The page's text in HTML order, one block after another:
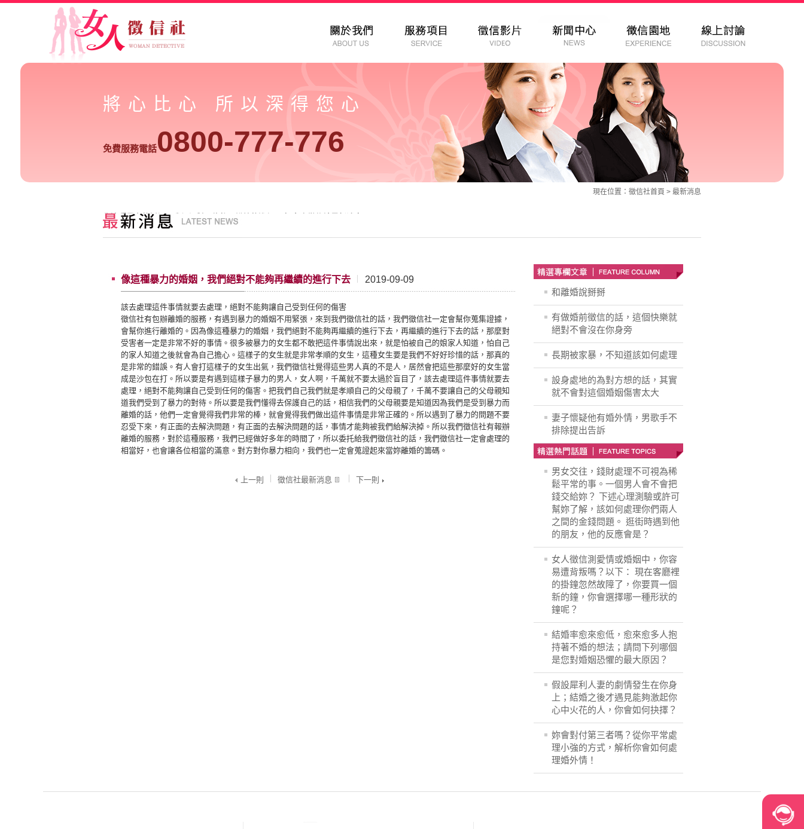
將心比心 所以深得您心
免費服務電話0800-777-776
現在位置： 徵信社首頁 > 最新消息
像這種暴力的婚姻，我們絕對不能夠再繼續的進行下去-女人徵信社最新消息
像這種暴力的婚姻，我們絕對不能夠再繼續的進行下去 2019-09-09
該去處理這件事情就要去處理，絕對不能夠讓自己受到任何的傷害
徵信社有包辦離婚的服務，有遇到暴力的婚姻不用緊張，來到我們徵信社的話，我們徵信社一定會幫你蒐集證據，
會幫你進行離婚的。因為像這種暴力的婚姻，我們絕對不能夠再繼續的進行下去，再繼續的進行下去的話，那麼對
受害者一定是非常不好的事情。很多被暴力的女生都不敢把這件事情說出來，就是怕被自己的娘家人知道，怕自己
的家人知道之後就會為自己擔心。這樣子的女生就是非常孝順的女生，這種女生要是我們不好好珍惜的話，那真的
是非常的錯誤。有人會打這樣子的女生出氣，我們徵信社覺得這些男人真的不是人，居然會把這些那麼好的女生當
成是沙包在打。所以要是有遇到這樣子暴力的男人，女人啊，千萬就不要太過於盲目了，該去處理這件事情就要去
處理，絕對不能夠讓自己受到任何的傷害。把我們自己我們就是孝順自己的父母親了，千萬不要讓自己的父母親知
道我們受到了暴力的對待。所以要是我們懂得去保護自己的話，相信我們的父母親要是知道因為我們是受到暴力而
離婚的話，他們一定會覺得我們非常的棒，就會覺得我們做出這件事情是非常正確的。所以遇到了暴力的問題不要
忍受下來，有正面的去解決問題，有正面的去解決問題的話，事情才能夠被我們給解決掉。所以我們徵信社有報辦
離婚的服務，對於這種服務，我們已經做好多年的時間了，所以委托給我們徵信社的話，我們徵信社一定會處理的
相當好，也會讓各位相當的滿意。對方對你暴力相向，我們也一定會蒐證起來當妳離婚的籌碼。
上一則 徵信社最新消息 下一則
和離婚說掰掰
有做婚前徵信的話，這個快樂就
絕對不會沒在你身旁
長期被家暴，不知道該如何處理
設身處地的為對方想的話，其實
就不會對這個婚姻傷害太大
妻子懷疑他有婚外情，男歌手不
排除提出告訴
男女交往，錢財處理不可視為稀
鬆平常的事。一個男人會不會把
錢交給妳？ 下述心理測驗或許可
幫妳了解，該如何處理你們兩人
之間的金錢問題。 逛街時遇到他
的朋友，他的反應會是？
女人徵信測愛情或婚姻中，你容
易遭背叛嗎？以下： 現在客廳裡
的掛鐘忽然故障了，你要買一個
新的鐘，你會選擇哪一種形狀的
鐘呢？
結婚率愈來愈低，愈來愈多人抱
持著不婚的想法；請問下列哪個
是您對婚姻恐懼的最大原因？
假設犀利人妻的劇情發生在你身
上；結婚之後才遇見能夠激起你
心中火花的人，你會如何抉擇？
妳會對付第三者嗎？從你平常處
理小強的方式，解析你會如何處
理婚外情！